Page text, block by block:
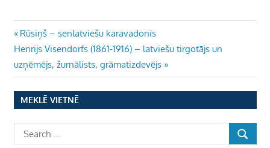
Ziņu
izvēlne
Previous
Post:
Rūsiņš – senlatviešu karavadonis
Next
Post:
Henrijs Visendorfs (1861-1916) – latviešu tirgotājs un
uzņēmējs, žurnālists, grāmatizdevējs
MEKLĒ VIETNĒ